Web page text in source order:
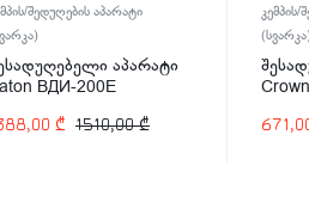
შედუღების აპარატი
აპარატი
ВДИ-200E
1510,00₾
₾